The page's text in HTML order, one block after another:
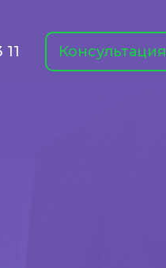
Консультация